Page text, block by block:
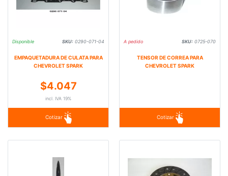
Disponible SKU: 0290-071-04
EMPAQUETADURA DE CULATA PARA
CHEVROLET SPARK
$4.047
incl. IVA 19%
Cotizar
A pedido SKU: 0725-070
TENSOR DE CORREA PARA
CHEVROLET SPARK
Cotizar